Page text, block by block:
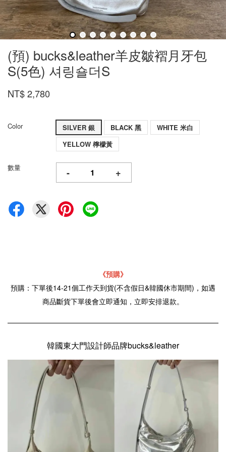
(預) bucks&leather羊皮皺褶月牙包
S(5色) 셔링숄더S
NT$ 2,780
Color SILVER 銀 BLACK 黑
WHITE 米白
YELLOW 檸檬黃
數量 - +
《預購》
預購：下單後14-21個工作天到貨(不含假日&韓國休市期間)，如遇
商品斷貨下單後會立即通知，立即安排退款。
韓國東大門設計師品牌bucks&leather